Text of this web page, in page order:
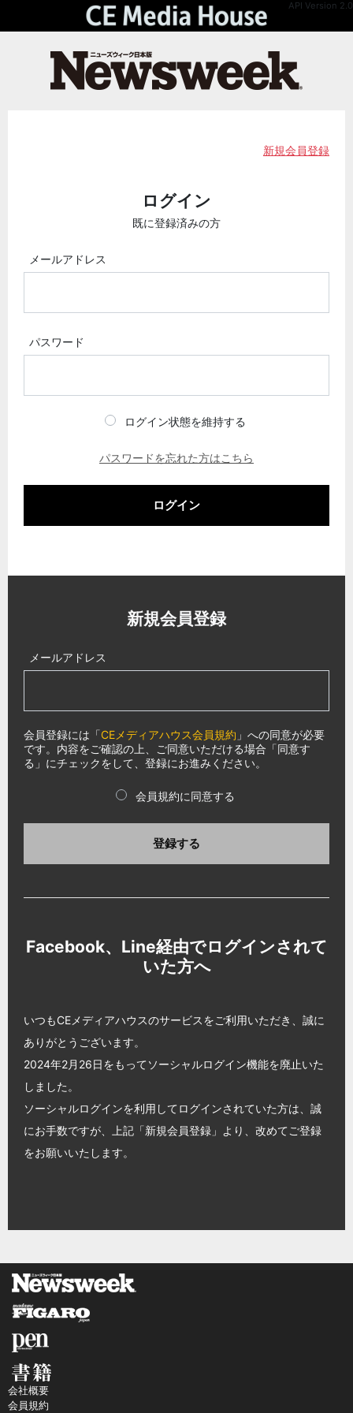
API Version 2.0
新規会員登録
ログイン
既に登録済みの方
メールアドレス
パスワード
ログイン状態を維持する
パスワードを忘れた方はこちら
ログイン
新規会員登録
メールアドレス
会員登録には「CEメディアハウス会員規約 」への同意が必要
です。内容をご確認の上、ご同意いただける場合「同意す
る」にチェックをして、登録にお進みください。
会員規約に同意する
登録する
Facebook、Line経由でログインされて
いた方へ
いつもCEメディアハウスのサービスをご利用いただき、誠に
ありがとうございます。
2024年2月26日をもってソーシャルログイン機能を廃止いた
しました。
ソーシャルログインを利用してログインされていた方は、誠
にお手数ですが、上記「新規会員登録」より、改めてご登録
をお願いいたします。
会社概要
会員規約